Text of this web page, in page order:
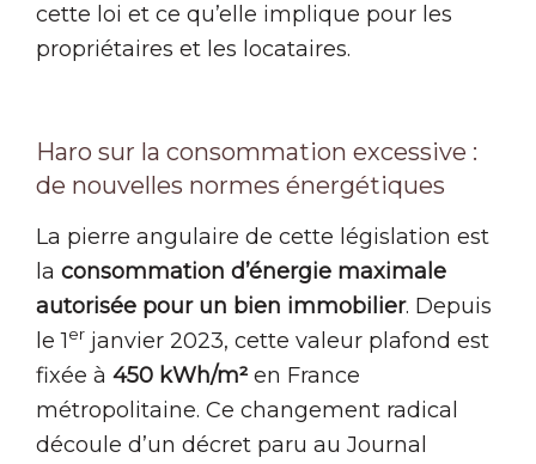
cette loi et ce qu’elle implique pour les
propriétaires et les locataires.
Haro sur la consommation excessive :
de nouvelles normes énergétiques
La pierre angulaire de cette législation est
la consommation d’énergie maximale
autorisée pour un bien immobilier. Depuis
le 1er janvier 2023, cette valeur plafond est
fixée à 450 kWh/m² en France
métropolitaine. Ce changement radical
découle d’un décret paru au Journal